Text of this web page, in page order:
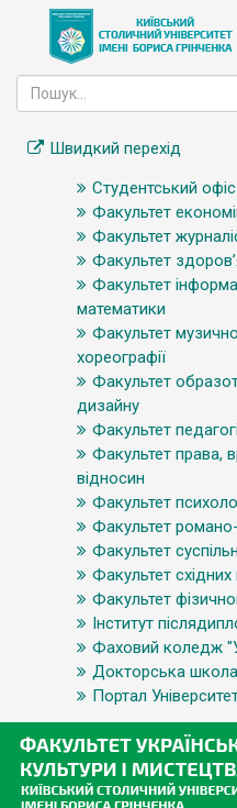
Швидкий перехід
Студентський офіс
Факультет
Факультет
Факультет
Факультет
математики
Факультет
хореографії
Факультет
дизайну
Факультет
Факультет права,
відносин
Факультет
Факультет романо-
Факультет
Факультет
Факультет
Інститут
Фаховий коледж
Докторська школа
Портал